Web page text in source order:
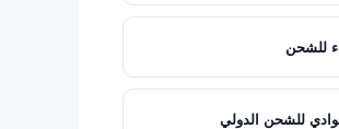
للشحن
للشحن الدولي